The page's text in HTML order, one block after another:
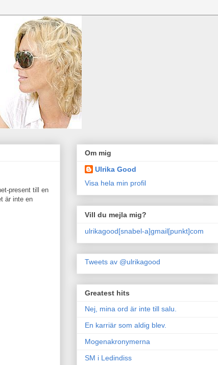
present till en
är inte en
Om mig
Ulrika Good
Visa hela min profil
Vill du mejla mig?
ulrikagood[snabel-a]gmail[punkt]com
Tweets av @ulrikagood
Greatest hits
Nej, mina ord är inte till salu.
En karriär som aldig blev.
Mogenakronymerna
SM i Ledindiss